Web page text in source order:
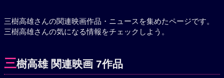
三樹高雄さんの関連映画作品・ニュースを集めたページです。
三樹高雄さんの気になる情報をチェックしよう。
三樹高雄 関連映画 7作品